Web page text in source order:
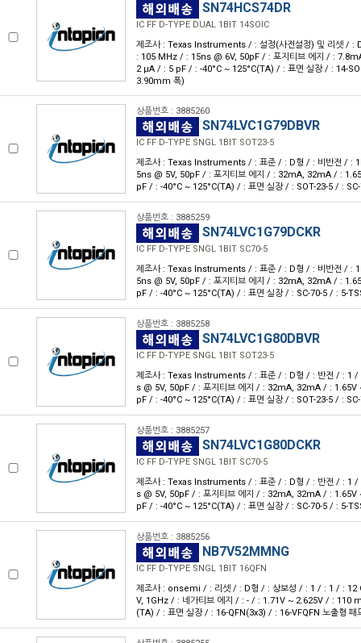
SN74HCS74DR
IC FF D-TYPE DUAL 1BIT 14SOIC
제조사 : Texas Instruments / : 설정(사전설정) 및 리셋 / :
: 105 MHz / : 15ns @ 6V, 50pF / : 포지티브 에지 / :
2 μA / : 5 pF / : -40°C ~ 125°C(TA) / : 표면 실장 / : 14-
3.90mm 폭)
상품번호 : 3885260
SN74LVC1G79DBVR
IC FF D-TYPE SNGL 1BIT SOT23-5
제조사 : Texas Instruments / : 표준 / : D형 / : 비반전 / :
5ns @ 5V, 50pF / : 포지티브 에지 / : 32mA, 32mA / :
pF / : -40°C ~ 125°C(TA) / : 표면 실장 / : SOT-23-5 / :
상품번호 : 3885259
SN74LVC1G79DCKR
IC FF D-TYPE SNGL 1BIT SC70-5
제조사 : Texas Instruments / : 표준 / : D형 / : 비반전 / :
5ns @ 5V, 50pF / : 포지티브 에지 / : 32mA, 32mA / :
pF / : -40°C ~ 125°C(TA) / : 표면 실장 / : SC-70-5 / : 5-
상품번호 : 3885258
SN74LVC1G80DBVR
IC FF D-TYPE SNGL 1BIT SOT23-5
제조사 : Texas Instruments / : 표준 / : D형 / : 반전 / : 1
s @ 5V, 50pF / : 포지티브 에지 / : 32mA, 32mA / :
pF / : -40°C ~ 125°C(TA) / : 표면 실장 / : SOT-23-5 / :
상품번호 : 3885257
SN74LVC1G80DCKR
IC FF D-TYPE SNGL 1BIT SC70-5
제조사 : Texas Instruments / : 표준 / : D형 / : 반전 / : 1
s @ 5V, 50pF / : 포지티브 에지 / : 32mA, 32mA / :
pF / : -40°C ~ 125°C(TA) / : 표면 실장 / : SC-70-5 / : 5-
상품번호 : 3885256
NB7V52MMNG
IC FF D-TYPE SNGL 1BIT 16QFN
제조사 : onsemi / : 리셋 / : D형 / : 상보성 / : 1 / : 1 / : 12
V, 1GHz / : 네가티브 에지 / : - / : 1.71V ~ 2.625V / : 110
(TA) / : 표면 실장 / : 16-QFN(3x3) / : 16-VFQFN 노출형 패